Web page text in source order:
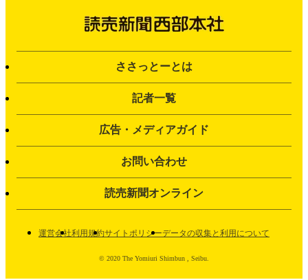
ささっとーとは
記者一覧
広告・メディアガイド
お問い合わせ
読売新聞オンライン
運営会社利用規約サイトポリシーデータの収集と利用について
© 2020 The Yomiuri Shimbun , Seibu.